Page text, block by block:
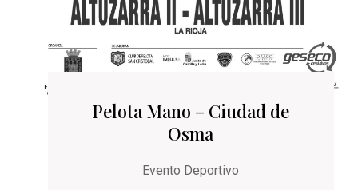
Pelota Mano – Ciudad de
Osma
Evento Deportivo